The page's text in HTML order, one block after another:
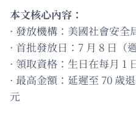
本文核心內容：
· 發放機構：美國社會安全
· 首批發放日：7 月 8 日（週
· 領取資格：生日在每月 1
· 最高金額：延遲至 70 歲
元